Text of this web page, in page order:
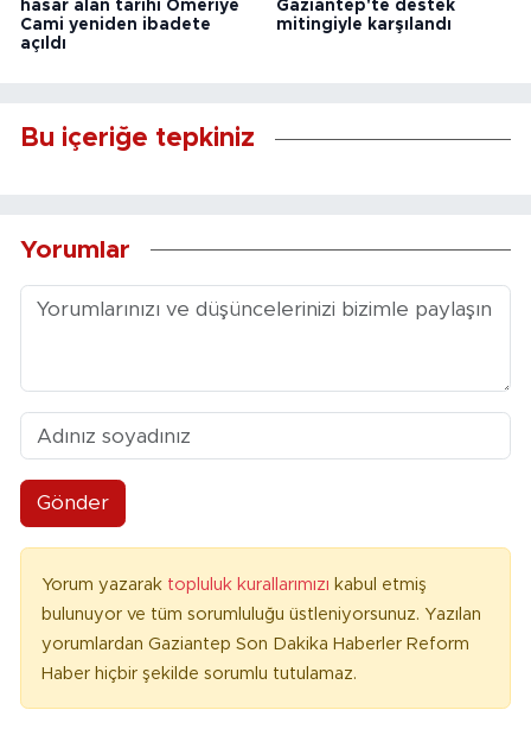
hasar alan tarihi Ömeriye
Cami yeniden ibadete
açıldı
Gaziantep'te destek
mitingiyle karşılandı
Bu içeriğe tepkiniz
Yorumlar
Gönder
Yorum yazarak topluluk kurallarımızı kabul etmiş
bulunuyor ve tüm sorumluluğu üstleniyorsunuz. Yazılan
yorumlardan Gaziantep Son Dakika Haberler Reform
Haber hiçbir şekilde sorumlu tutulamaz.